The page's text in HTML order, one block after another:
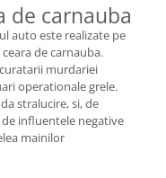
de carnauba
auto este realizate pe
de carnauba.
murdariei
operationale grele.
stralucire, si, de
influentele negative
mainilor